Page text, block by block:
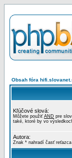
Obsah fóra
Kľúčové slová:
Môžete použiť AND pre
také, ktoré by vo
Autora:
Znak * nahradí časť